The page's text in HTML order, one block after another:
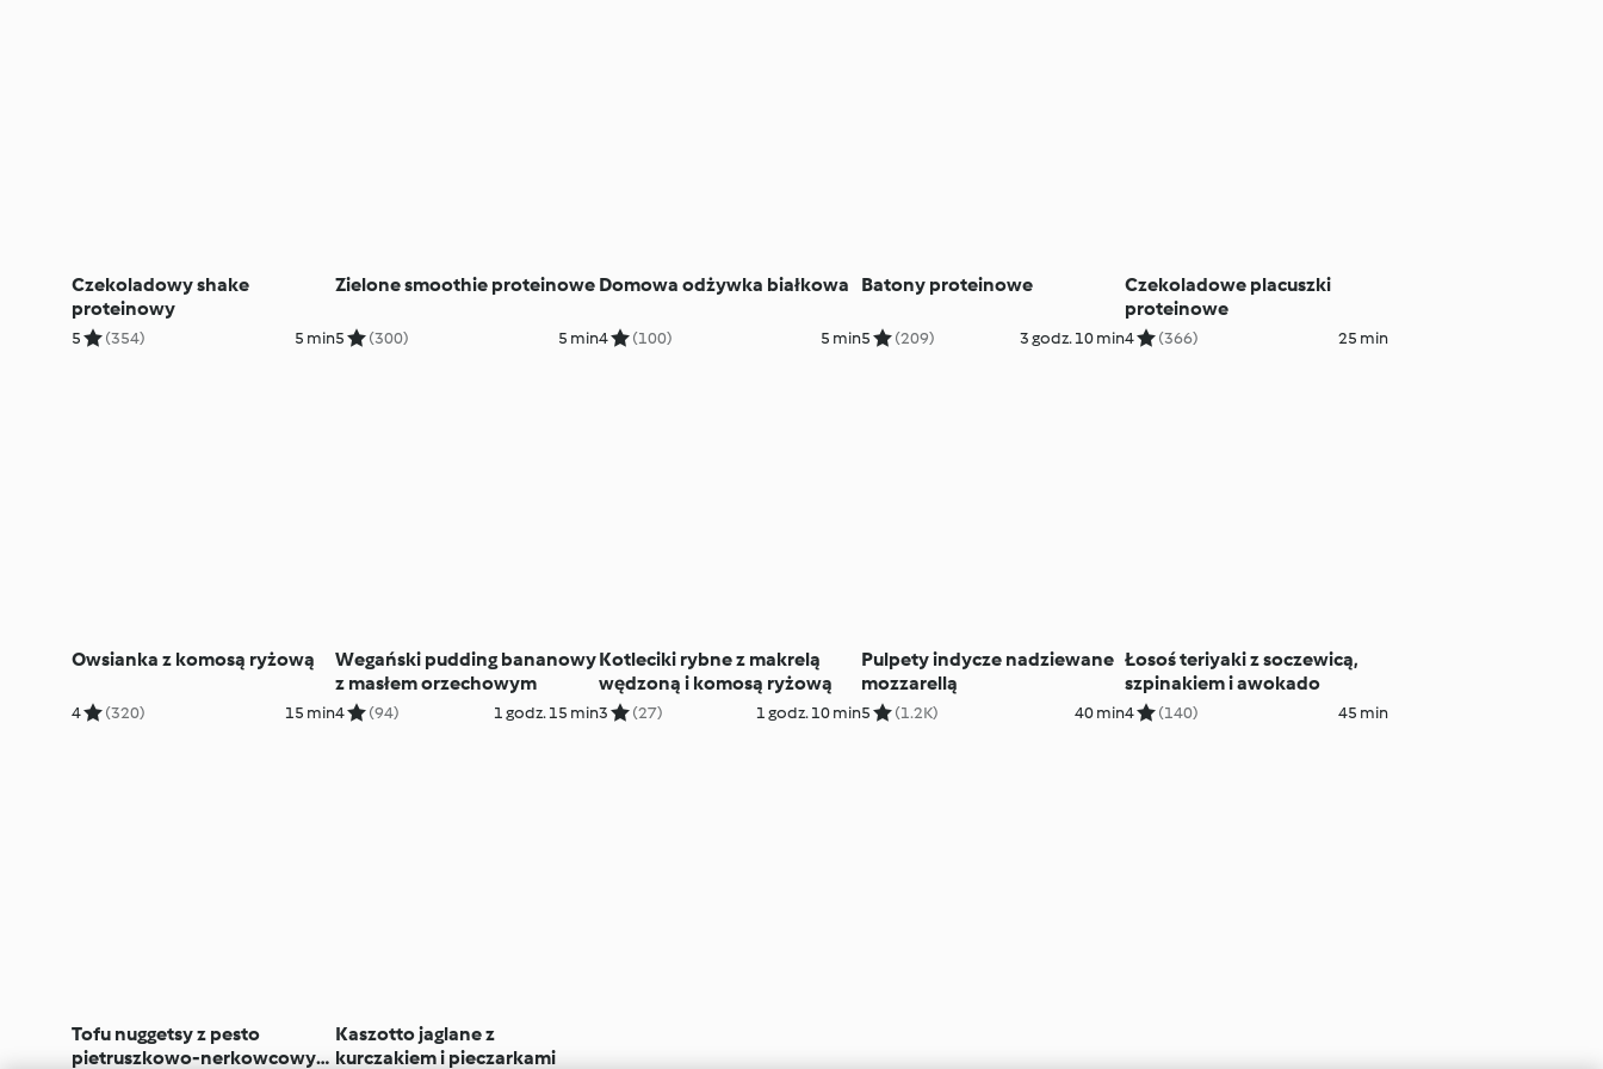
Czekoladowy shake
proteinowy
5 (354) 5 min
Zielone smoothie proteinowe
5 (300) 5 min
Domowa odżywka białkowa
4 (100) 5 min
Batony proteinowe
5 (209) 3 godz. 10 min
Czekoladowe placuszki
proteinowe
4 (366) 25 min
Owsianka z komosą ryżową
4 (320) 15 min
Wegański pudding bananowy
z masłem orzechowym
4 (94) 1 godz. 15 min
Kotleciki rybne z makrelą
wędzoną i komosą ryżową
3 (27) 1 godz. 10 min
Pulpety indycze nadziewane
mozzarellą
5 (1.2K) 40 min
Łosoś teriyaki z soczewicą,
szpinakiem i awokado
4 (140) 45 min
Tofu nuggetsy z pesto
pietruszkowo-nerkowcowym
Kaszotto jaglane z
kurczakiem i pieczarkami